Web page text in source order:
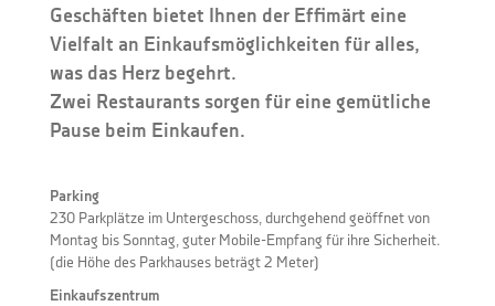
Geschäften bietet Ihnen der Effimärt eine
Vielfalt an Einkaufsmöglichkeiten für alles,
was das Herz begehrt.
Zwei Restaurants sorgen für eine gemütliche
Pause beim Einkaufen.
Parking
230 Parkplätze im Untergeschoss, durchgehend geöffnet von
Montag bis Sonntag, guter Mobile-Empfang für ihre Sicherheit.
(die Höhe des Parkhauses beträgt 2 Meter)
Einkaufszentrum